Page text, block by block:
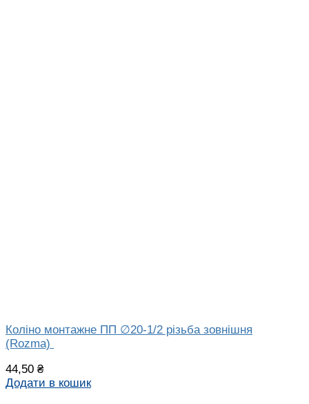
Коліно монтажне ПП ∅20-1/2 різьба зовнішня
(Rozma)
44,50 ₴
Додати в кошик